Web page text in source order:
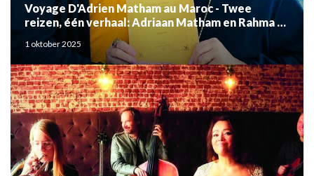
Voyage D'Adrien Matham au Maroc - Twee
reizen, één verhaal: Adriaan Matham en Rahma el
Mouden
1 oktober 2025